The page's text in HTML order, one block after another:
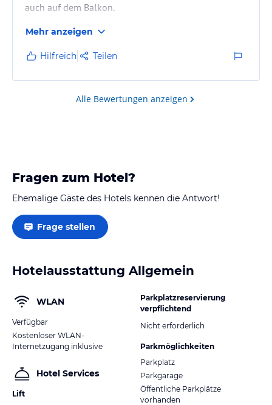
auch auf dem Balkon.
Mehr anzeigen
Hilfreich Teilen
Alle Bewertungen anzeigen
Fragen zum Hotel?
Ehemalige Gäste des Hotels kennen die Antwort!
Frage stellen
Hotelausstattung Allgemein
WLAN
Verfügbar
Kostenloser WLAN-
Internetzugang inklusive
Hotel Services
Lift
Parkplatzreservierung
verpflichtend
Nicht erforderlich
Parkmöglichkeiten
Parkplatz
Parkgarage
Öffentliche Parkplätze
vorhanden